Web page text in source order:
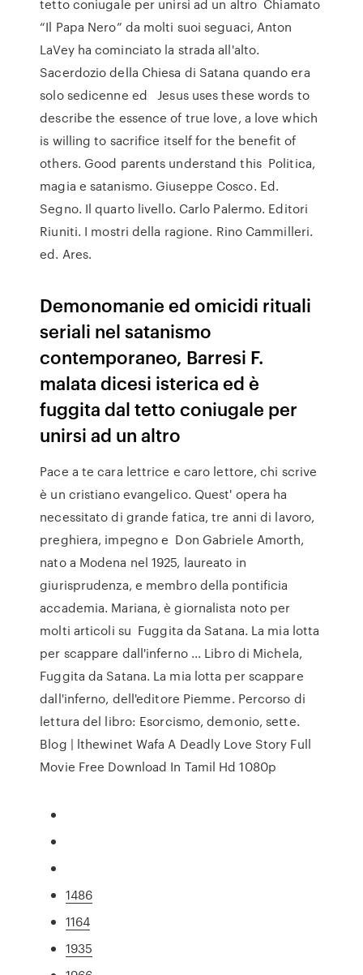
tetto coniugale per unirsi ad un altro Chiamato
“Il Papa Nero” da molti suoi seguaci, Anton
LaVey ha cominciato la strada all'alto.
Sacerdozio della Chiesa di Satana quando era
solo sedicenne ed Jesus uses these words to
describe the essence of true love, a love which
is willing to sacrifice itself for the benefit of
others. Good parents understand this Politica,
magia e satanismo. Giuseppe Cosco. Ed.
Segno. Il quarto livello. Carlo Palermo. Editori
Riuniti. I mostri della ragione. Rino Cammilleri.
ed. Ares.
Demonomanie ed omicidi rituali
seriali nel satanismo
contemporaneo, Barresi F.
malata dicesi isterica ed è
fuggita dal tetto coniugale per
unirsi ad un altro
Pace a te cara lettrice e caro lettore, chi scrive
è un cristiano evangelico. Quest' opera ha
necessitato di grande fatica, tre anni di lavoro,
preghiera, impegno e Don Gabriele Amorth,
nato a Modena nel 1925, laureato in
giurisprudenza, e membro della pontificia
accademia. Mariana, è giornalista noto per
molti articoli su Fuggita da Satana. La mia lotta
per scappare dall'inferno ... Libro di Michela,
Fuggita da Satana. La mia lotta per scappare
dall'inferno, dell'editore Piemme. Percorso di
lettura del libro: Esorcismo, demonio, sette.
Blog | lthewinet Wafa A Deadly Love Story Full
Movie Free Download In Tamil Hd 1080p
1486
1164
1935